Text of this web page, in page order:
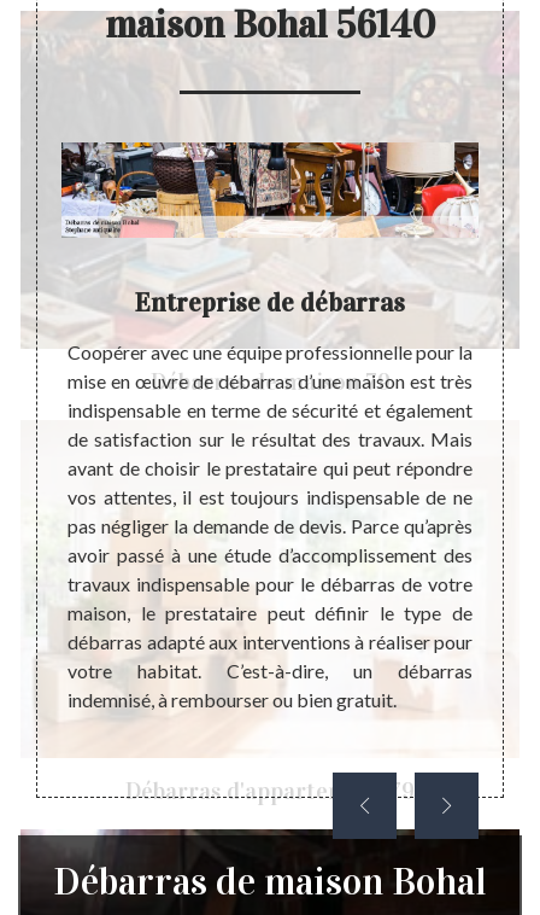
Débarras de maison 79
Débarras d'appartement 79
maison Bohal 56140
de
et
un
de
plus
une
Entreprise de débarras
Coopérer avec une équipe professionnelle pour la
mise en œuvre de débarras d’une maison est très
indispensable en terme de sécurité et également
de satisfaction sur le résultat des travaux. Mais
avant de choisir le prestataire qui peut répondre
vos attentes, il est toujours indispensable de ne
pas négliger la demande de devis. Parce qu’après
avoir passé à une étude d’accomplissement des
travaux indispensable pour le débarras de votre
maison, le prestataire peut définir le type de
débarras adapté aux interventions à réaliser pour
votre habitat. C’est-à-dire, un débarras
indemnisé, à rembourser ou bien gratuit.
Le
une
droit
le
Débarras de maison Bohal